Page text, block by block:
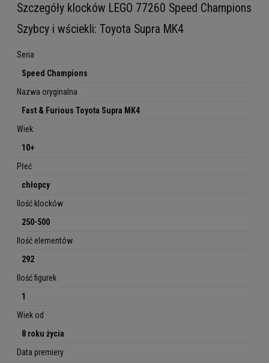
Szczegóły klocków LEGO 77260 Speed Champions
Szybcy i wściekli: Toyota Supra MK4
Seria
Speed Champions
Nazwa oryginalna
Fast & Furious Toyota Supra MK4
Wiek
10+
Płeć
chłopcy
Ilość klocków
250-500
Ilość elementów
292
Ilość figurek
1
Wiek od
8 roku życia
Data premiery